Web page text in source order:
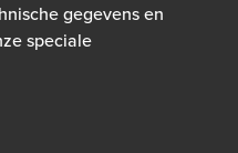
gegevens en
speciale